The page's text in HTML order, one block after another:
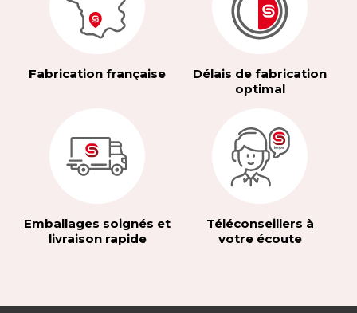
Fabrication française
Délais de fabrication
optimal
Emballages soignés et
livraison rapide
Téléconseillers à
votre écoute